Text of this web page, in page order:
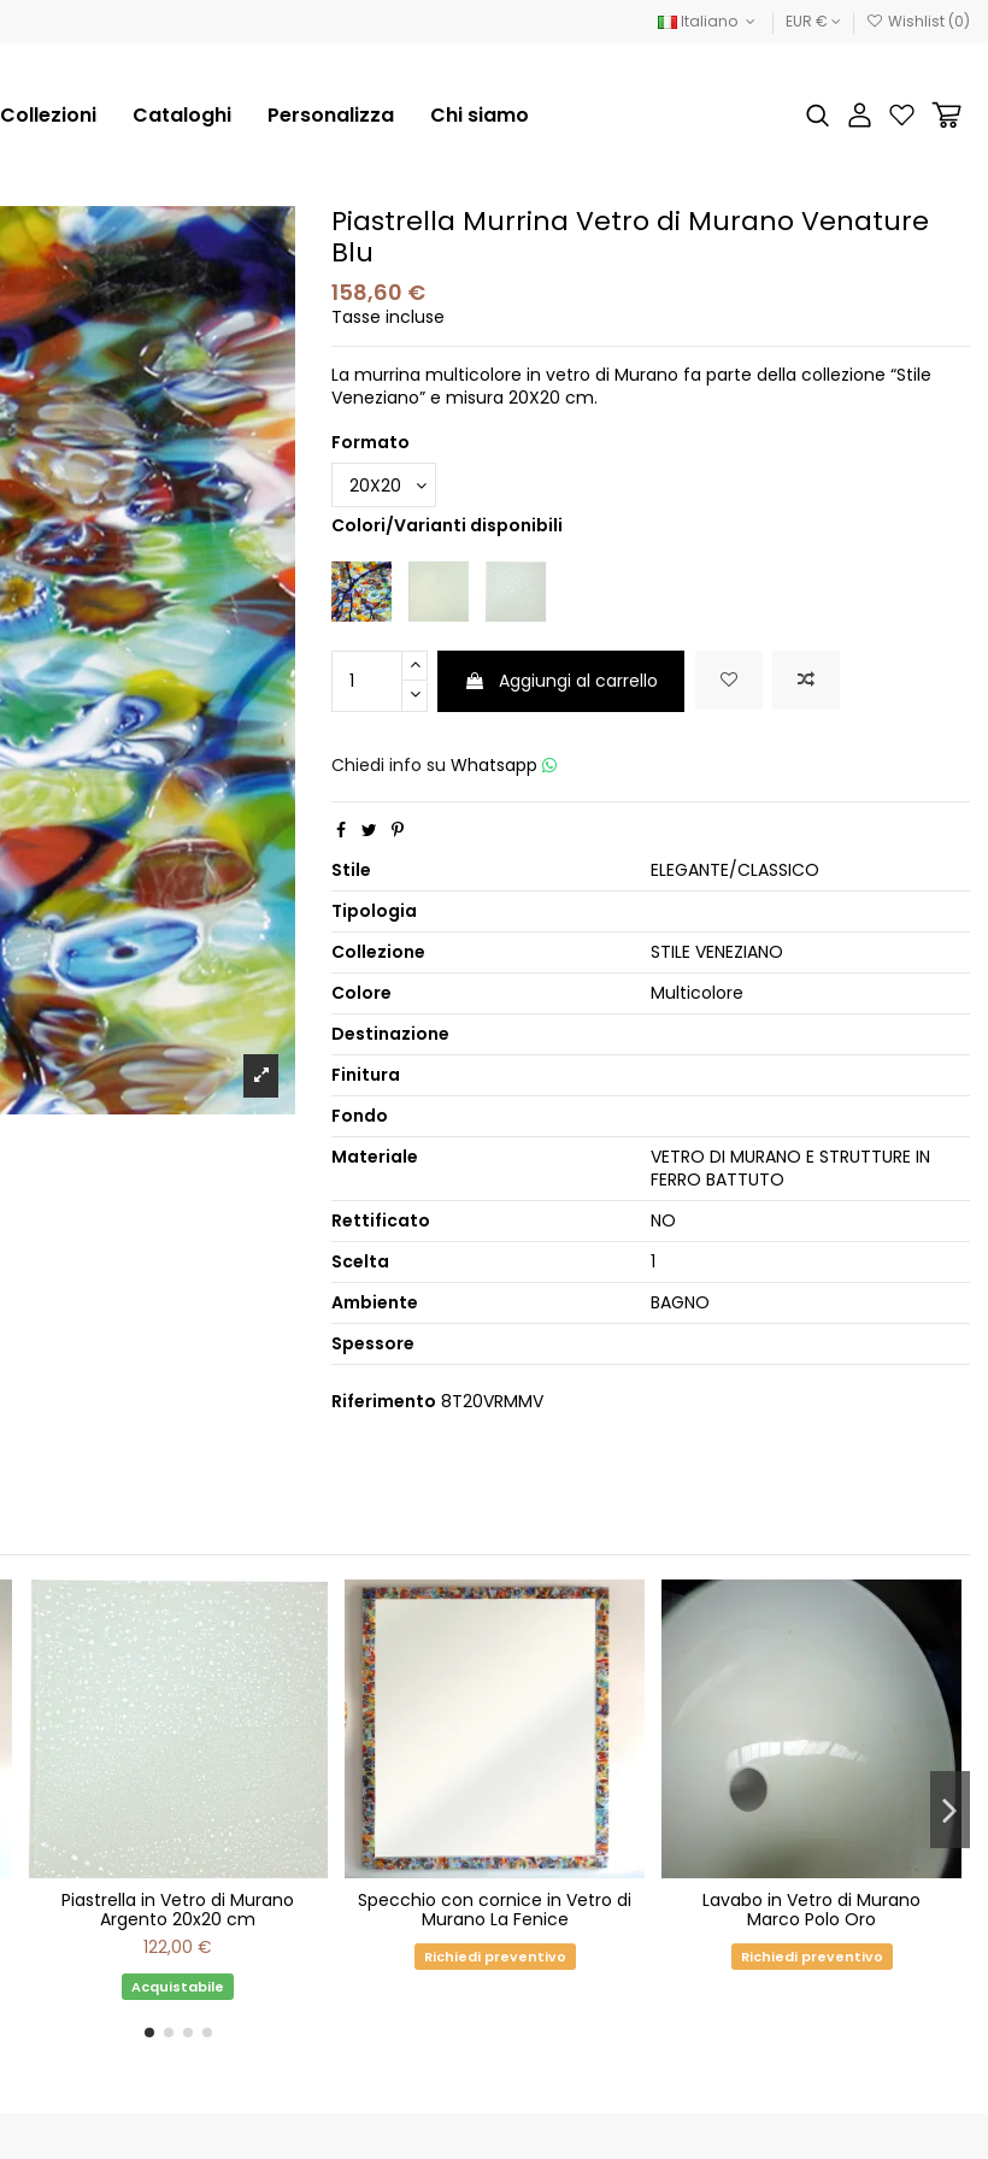
Italiano EUR € Wishlist (0)
Collezioni Cataloghi Personalizza Chi siamo
Piastrella Murrina Vetro di Murano Venature
Blu
158,60 €
Tasse incluse
La murrina multicolore in vetro di Murano fa parte della collezione “Stile
Veneziano” e misura 20X20 cm.
Formato
Colori/Varianti disponibili
Aggiungi al carrello
Chiedi info su Whatsapp
Stile
ELEGANTE/CLASSICO
Tipologia
Collezione
STILE VENEZIANO
Colore
Multicolore
Destinazione
Finitura
Fondo
Materiale
VETRO DI MURANO E STRUTTURE IN
FERRO BATTUTO
Rettificato
NO
Scelta
1
Ambiente
BAGNO
Spessore
Riferimento 8T20VRMMV
Piastrella in Vetro di Murano
Argento 20x20 cm
122,00 €
Acquistabile
Specchio con cornice in Vetro di
Murano La Fenice
Richiedi preventivo
Lavabo in Vetro di Murano
Marco Polo Oro
Richiedi preventivo